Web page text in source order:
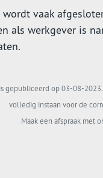
vaak
als werkgever is
gepubliceerd op 03-08-
volledig instaan voor de
Maak een afspraak met